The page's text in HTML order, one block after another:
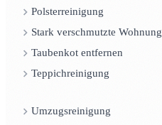
Polsterreinigung
Stark verschmutzte Wohnung
Taubenkot entfernen
Teppichreinigung
Umzugsreinigung